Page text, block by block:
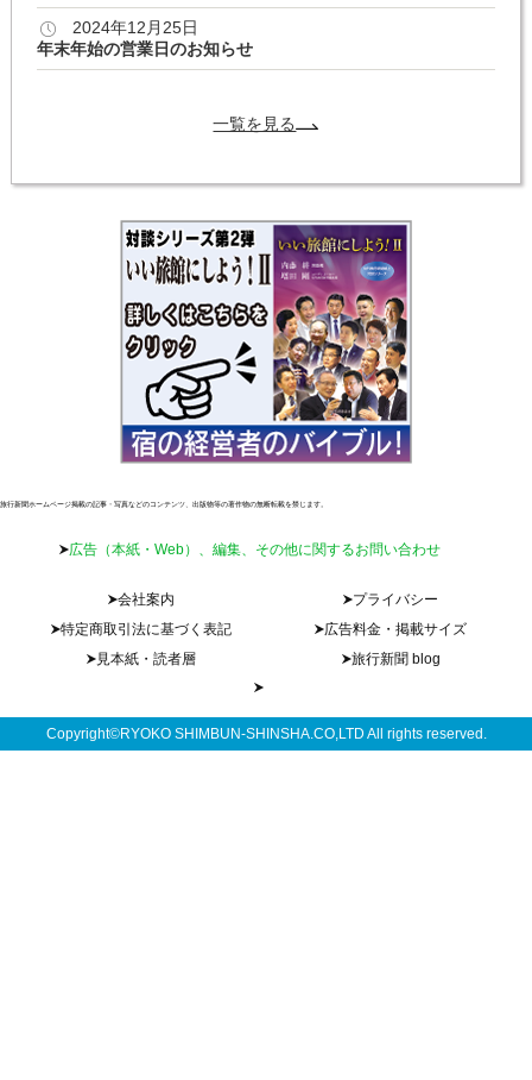
2024年12月25日
年末年始の営業日のお知らせ
一覧を見る
旅行新聞ホームページ掲載の記事・写真などのコンテンツ、出版物等の著作物の無断転載を禁じます。
広告（本紙・Web）、編集、その他に関するお問い合わせ
会社案内
プライバシー
特定商取引法に基づく表記
広告料金・掲載サイズ
見本紙・読者層
旅行新聞 blog
Copyright©RYOKO SHIMBUN-SHINSHA.CO,LTD All rights reserved.